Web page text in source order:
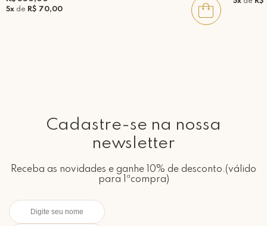
5x de R$ 70,00
5xde R$
Cadastre-se na nossa
newsletter
Receba as novidades e ganhe 10% de desconto.(válido
para 1ªcompra)